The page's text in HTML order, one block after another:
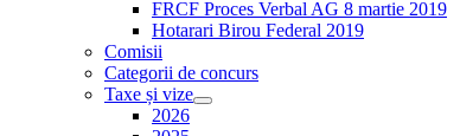
FRCF Proces Verbal AG 8 martie 2019
Hotarari Birou Federal 2019
Comisii
Categorii de concurs
Taxe și vize
2026